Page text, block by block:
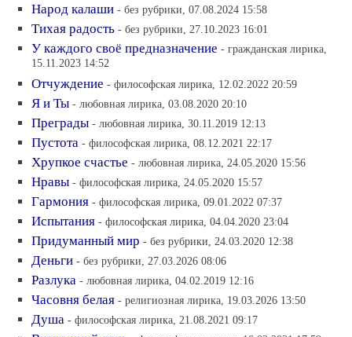
Народ калаши - без рубрики, 07.08.2024 15:58
Тихая радость - без рубрики, 27.10.2023 16:01
У каждого своё предназначение - гражданская лирика,
15.11.2023 14:52
Отчуждение - философская лирика, 12.02.2022 20:59
Я и Ты - любовная лирика, 03.08.2020 20:10
Преграды - любовная лирика, 30.11.2019 12:13
Пустота - философская лирика, 08.12.2021 22:17
Хрупкое счастье - любовная лирика, 24.05.2020 15:56
Нравы - философская лирика, 24.05.2020 15:57
Гармония - философская лирика, 09.01.2022 07:37
Испытания - философская лирика, 04.04.2020 23:04
Придуманный мир - без рубрики, 24.03.2020 12:38
Деньги - без рубрики, 27.03.2026 08:06
Разлука - любовная лирика, 04.02.2019 12:16
Часовня белая - религиозная лирика, 19.03.2026 13:50
Душа - философская лирика, 21.08.2021 09:17